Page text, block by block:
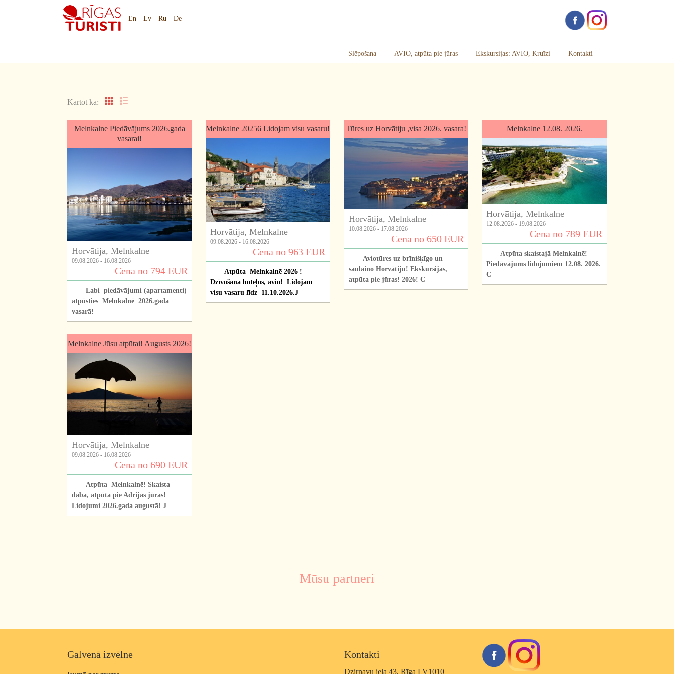
#tivata#melnkalne#aviolidojums#rigasturisti
En
Lv Ru De
Slēpošana AVIO, atpūta pie jūras Ekskursijas: AVIO, Kruīzi Kontakti
Kārtot kā:
Melnkalne Piedāvājums 2026.gada
vasarai!
Horvātija, Melnkalne
09.08.2026 - 16.08.2026
Cena no 794 EUR
Labi piedāvājumi (apartamenti)
atpūsties Melnkalnē 2026.gada
vasarā!
Melnkalne 20256 Lidojam visu vasaru!
Horvātija, Melnkalne
09.08.2026 - 16.08.2026
Cena no 963 EUR
Atpūta Melnkalnē 2026 !
Dzīvošana hoteļos, avio! Lidojam
visu vasaru līdz 11.10.2026.J
Tūres uz Horvātiju ,visa 2026. vasara!
Horvātija, Melnkalne
10.08.2026 - 17.08.2026
Cena no 650 EUR
Aviotūres uz brīnišķīgo un
saulaino Horvātiju! Ekskursijas,
atpūta pie jūras! 2026! C
Melnkalne 12.08. 2026.
Horvātija, Melnkalne
12.08.2026 - 19.08.2026
Cena no 789 EUR
Atpūta skaistajā Melnkalnē!
Piedāvājums lidojumiem 12.08. 2026.
C
Melnkalne Jūsu atpūtai! Augusts 2026!
Horvātija, Melnkalne
09.08.2026 - 16.08.2026
Cena no 690 EUR
Atpūta Melnkalnē! Skaista
daba, atpūta pie Adrijas jūras!
Lidojumi 2026.gada augustā! J
Mūsu partneri
Galvenā izvēlne Kontakti
Dzirnavu iela 43, Rīga LV1010